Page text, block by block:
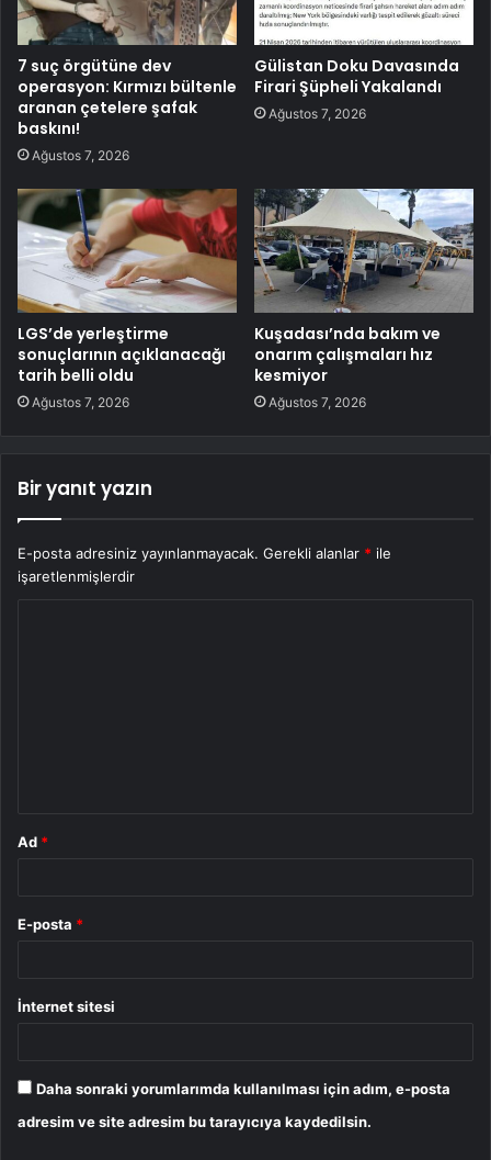
7 suç örgütüne dev
operasyon: Kırmızı bültenle
aranan çetelere şafak
baskını!
Ağustos 7, 2026
Gülistan Doku Davasında
Firari Şüpheli Yakalandı
Ağustos 7, 2026
LGS’de yerleştirme
sonuçlarının açıklanacağı
tarih belli oldu
Ağustos 7, 2026
Kuşadası’nda bakım ve
onarım çalışmaları hız
kesmiyor
Ağustos 7, 2026
Bir yanıt yazın
E-posta adresiniz yayınlanmayacak. Gerekli alanlar * ile
işaretlenmişlerdir
Ad *
E-posta *
İnternet sitesi
Daha sonraki yorumlarımda kullanılması için adım, e-posta
adresim ve site adresim bu tarayıcıya kaydedilsin.